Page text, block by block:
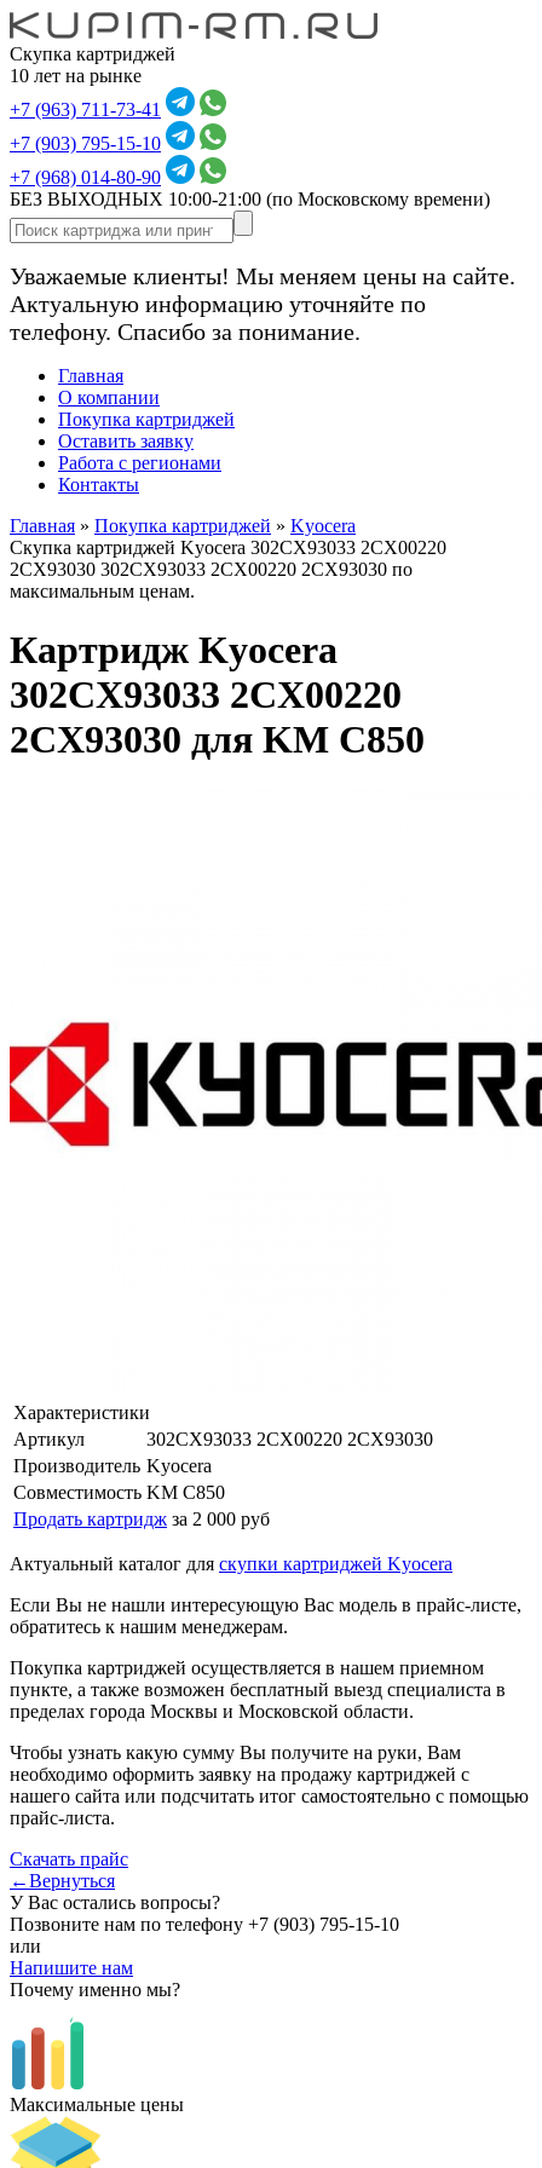
Скупка картриджей
10 лет на рынке
+7 (963) 711-73-41
+7 (903) 795-15-10
+7 (968) 014-80-90
БЕЗ ВЫХОДНЫХ 10:00-21:00 (по Московскому времени)
Уважаемые клиенты! Мы меняем цены на сайте.
Актуальную информацию уточняйте по
телефону. Спасибо за понимание.
Главная
О компании
Покупка картриджей
Оставить заявку
Работа с регионами
Контакты
Главная » Покупка картриджей » Kyocera
Скупка картриджей Kyocera 302CX93033 2CX00220
2CX93030 302CX93033 2CX00220 2CX93030 по
максимальным ценам.
Картридж Kyocera
302CX93033 2CX00220
2CX93030 для KM C850
Характеристики
Артикул
302CX93033 2CX00220 2CX93030
Производитель Kyocera
Совместимость KM C850
Продать картридж за 2 000 руб
Актуальный каталог для скупки картриджей Kyocera
Если Вы не нашли интересующую Вас модель в прайс-листе,
обратитесь к нашим менеджерам.
Покупка картриджей осуществляется в нашем приемном
пункте, а также возможен бесплатный выезд специалиста в
пределах города Москвы и Московской области.
Чтобы узнать какую сумму Вы получите на руки, Вам
необходимо оформить заявку на продажу картриджей с
нашего сайта или подсчитать итог самостоятельно с помощью
прайс-листа.
Скачать прайс
←Вернуться
У Вас остались вопросы?
Позвоните нам по телефону +7 (903) 795-15-10
или
Напишите нам
Почему именно мы?
Максимальные цены